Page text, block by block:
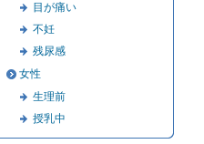
目が痛い
不妊
残尿感
女性
生理前
授乳中